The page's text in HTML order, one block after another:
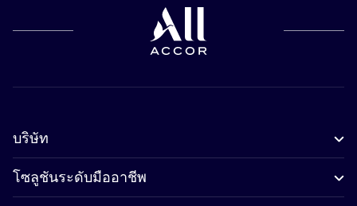
บริษัท
โซลูชันระดับมืออาชีพ